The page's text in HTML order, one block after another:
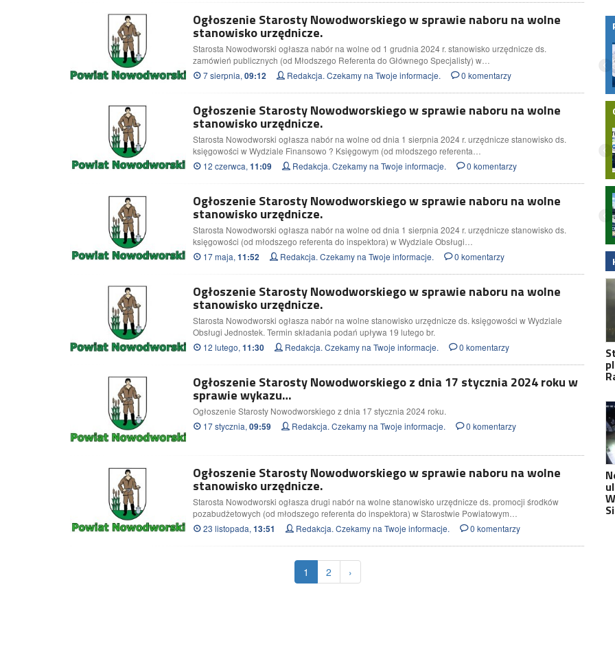
Ogłoszenie Starosty Nowodworskiego w sprawie naboru na wolne
stanowisko urzędnicze.
Starosta Nowodworski ogłasza nabór na wolne od 1 grudnia 2024 r. stanowisko urzędnicze ds.
zamówień publicznych (od Młodszego Referenta do Głównego Specjalisty) w…
7 sierpnia, 09:12 Redakcja. Czekamy na Twoje informacje. 0 komentarzy
Ogłoszenie Starosty Nowodworskiego w sprawie naboru na wolne
stanowisko urzędnicze.
Starosta Nowodworski ogłasza nabór na wolne od dnia 1 sierpnia 2024 r. urzędnicze stanowisko ds.
księgowości w Wydziale Finansowo ? Księgowym (od młodszego referenta…
12 czerwca, 11:09 Redakcja. Czekamy na Twoje informacje. 0 komentarzy
Ogłoszenie Starosty Nowodworskiego w sprawie naboru na wolne
stanowisko urzędnicze.
Starosta Nowodworski ogłasza nabór na wolne od dnia 1 sierpnia 2024 r. urzędnicze stanowisko ds.
księgowości (od młodszego referenta do inspektora) w Wydziale Obsługi…
17 maja, 11:52 Redakcja. Czekamy na Twoje informacje. 0 komentarzy
Ogłoszenie Starosty Nowodworskiego w sprawie naboru na wolne
stanowisko urzędnicze.
Starosta Nowodworski ogłasza nabór na wolne stanowisko urzędnicze ds. księgowości w Wydziale
Obsługi Jednostek. Termin składania podań upływa 19 lutego br.
12 lutego, 11:30 Redakcja. Czekamy na Twoje informacje. 0 komentarzy
Ogłoszenie Starosty Nowodworskiego z dnia 17 stycznia 2024 roku w
sprawie wykazu…
Ogłoszenie Starosty Nowodworskiego z dnia 17 stycznia 2024 roku.
17 stycznia, 09:59 Redakcja. Czekamy na Twoje informacje. 0 komentarzy
Ogłoszenie Starosty Nowodworskiego w sprawie naboru na wolne
stanowisko urzędnicze.
Starosta Nowodworski ogłasza drugi nabór na wolne stanowisko urzędnicze ds. promocji środków
pozabudżetowych (od młodszego referenta do inspektora) w Starostwie Powiatowym…
23 listopada, 13:51 Redakcja. Czekamy na Twoje informacje. 0 komentarzy
1 2 ›
Salonowy efekt w Twojej łazience. Jak
samodzielnie zregenerować włosy i
dodać im objętości?
Nielegalna bimbrownia zlikwidowana na